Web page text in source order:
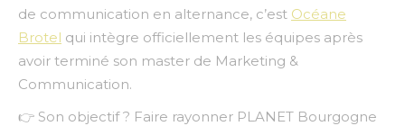
de communication en alternance, c’est Océane
Brotel qui intègre officiellement les équipes après
avoir terminé son master de Marketing &
Communication.
👉 Son objectif ? Faire rayonner PLANET Bourgogne